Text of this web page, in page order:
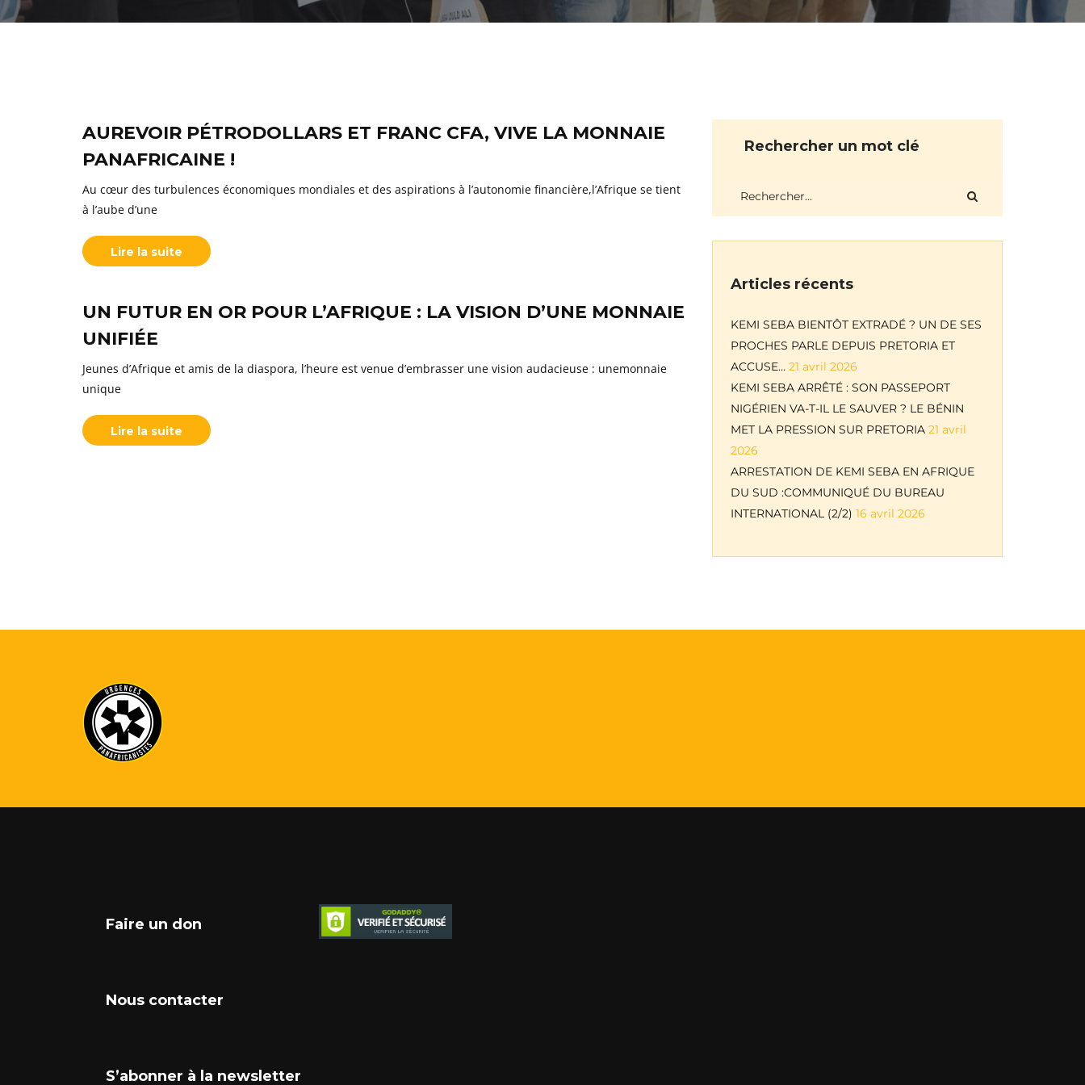
AUREVOIR PÉTRODOLLARS ET FRANC CFA, VIVE LA MONNAIE
PANAFRICAINE !
Au cœur des turbulences économiques mondiales et des aspirations à l’autonomie financière,l’Afrique se tient
à l’aube d’une
Lire la suite
UN FUTUR EN OR POUR L’AFRIQUE : LA VISION D’UNE MONNAIE
UNIFIÉE
Jeunes d’Afrique et amis de la diaspora, l’heure est venue d’embrasser une vision audacieuse : unemonnaie
unique
Lire la suite
Rechercher un mot clé
Articles récents
KEMI SEBA BIENTÔT EXTRADÉ ? UN DE SES
PROCHES PARLE DEPUIS PRETORIA ET
ACCUSE… 21 avril 2026
KEMI SEBA ARRÊTÉ : SON PASSEPORT
NIGÉRIEN VA-T-IL LE SAUVER ? LE BÉNIN
MET LA PRESSION SUR PRETORIA 21 avril
2026
ARRESTATION DE KEMI SEBA EN AFRIQUE
DU SUD :COMMUNIQUÉ DU BUREAU
INTERNATIONAL (2/2) 16 avril 2026
Faire un don
Nous contacter
S’abonner à la newsletter